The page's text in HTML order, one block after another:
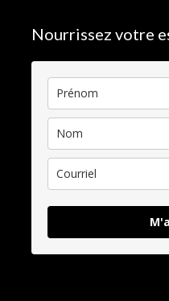
Nourrissez votre